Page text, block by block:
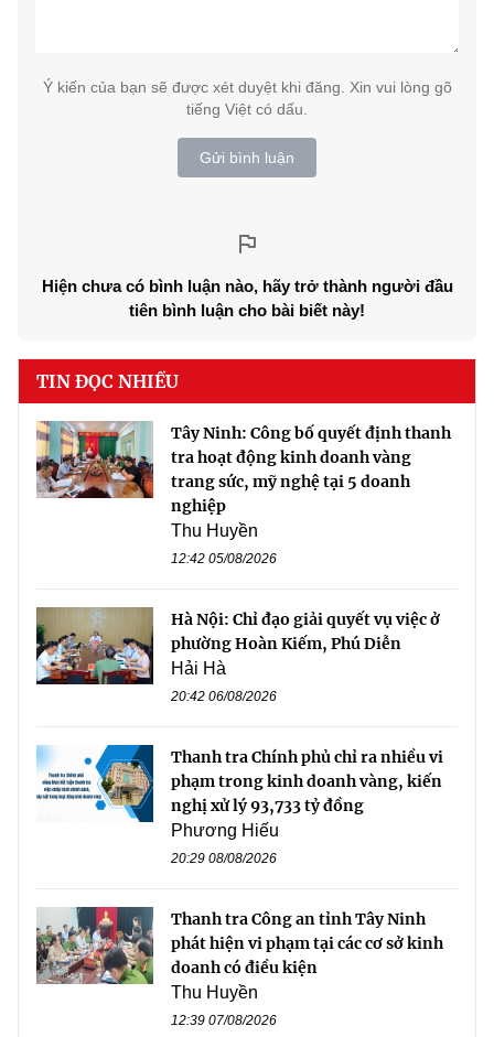
Ý kiến của bạn sẽ được xét duyệt khi đăng. Xin vui lòng gõ
tiếng Việt có dấu.
Gửi bình luận
Hiện chưa có bình luận nào, hãy trở thành người đầu
tiên bình luận cho bài biết này!
TIN ĐỌC NHIỀU
Tây Ninh: Công bố quyết định thanh
tra hoạt động kinh doanh vàng
trang sức, mỹ nghệ tại 5 doanh
nghiệp
Thu Huyền
12:42 05/08/2026
Hà Nội: Chỉ đạo giải quyết vụ việc ở
phường Hoàn Kiếm, Phú Diễn
Hải Hà
20:42 06/08/2026
Thanh tra Chính phủ chỉ ra nhiều vi
phạm trong kinh doanh vàng, kiến
nghị xử lý 93,733 tỷ đồng
Phương Hiếu
20:29 08/08/2026
Thanh tra Công an tỉnh Tây Ninh
phát hiện vi phạm tại các cơ sở kinh
doanh có điều kiện
Thu Huyền
12:39 07/08/2026